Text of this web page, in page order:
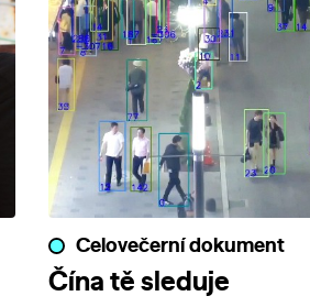
Celovečerní dokument
Čína tě sleduje